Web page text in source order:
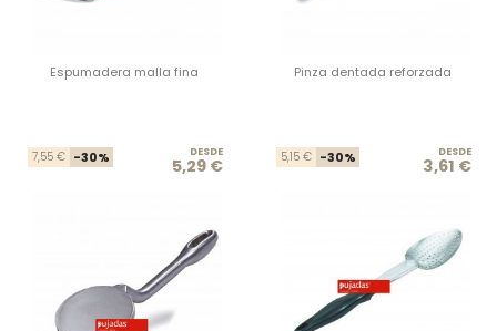
Espumadera malla fina
Precio base
7,55 € -30% Precio
DESDE
5,29 €
Pinza dentada reforzada
5,15 € -30% DESDE
3,61 €